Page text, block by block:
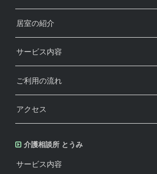
居室の紹介
サービス内容
ご利用の流れ
アクセス
介護相談所 とうみ
サービス内容